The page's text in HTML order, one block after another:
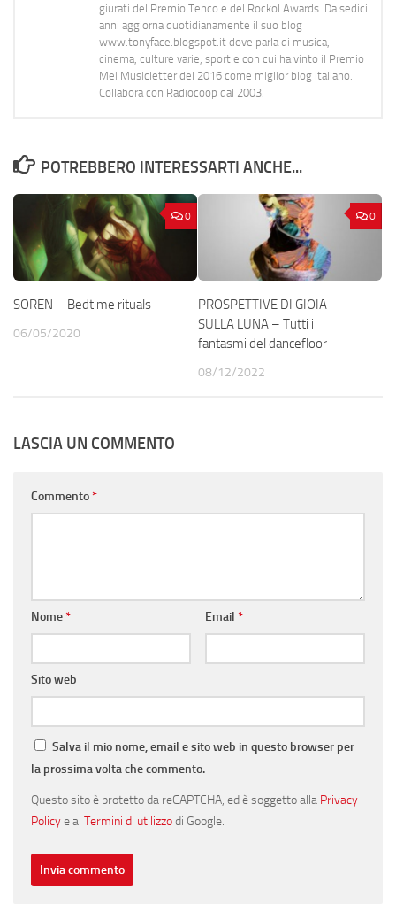
giurati del Premio Tenco e del Rockol Awards. Da sedici
anni aggiorna quotidianamente il suo blog
www.tonyface.blogspot.it dove parla di musica,
cinema, culture varie, sport e con cui ha vinto il Premio
Mei Musicletter del 2016 come miglior blog italiano.
Collabora con Radiocoop dal 2003.
POTREBBERO INTERESSARTI ANCHE...
0
SOREN – Bedtime rituals
06/05/2020
0
PROSPETTIVE DI GIOIA
SULLA LUNA – Tutti i
fantasmi del dancefloor
08/12/2022
LASCIA UN COMMENTO
Commento*
Nome* Email *
Sito web
Salva il mio nome, email e sito web in questo browser per
la prossima volta che commento.
Questo sito è protetto da reCAPTCHA, ed è soggetto alla Privacy
Policye ai Termini di utilizzodi Google.